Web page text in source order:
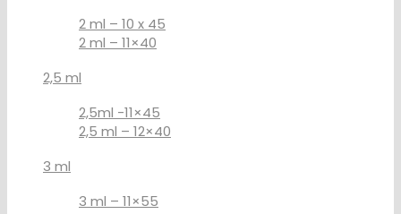
2 ml – 10 x 45
2 ml – 11×40
2,5 ml
2,5ml -11×45
2,5 ml – 12×40
3 ml
3 ml – 11×55